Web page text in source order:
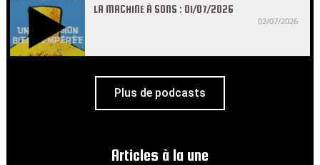
LA MACHINE À SONS : 01/07/2026
02/07/2026
Plus de podcasts
Articles à la une